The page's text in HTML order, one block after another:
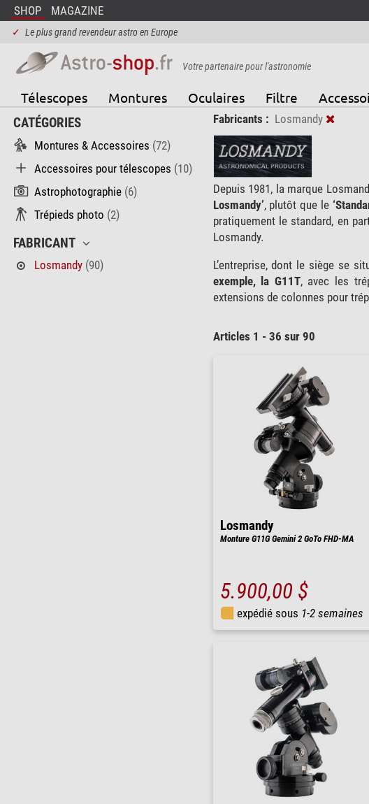
SHOP MAGAZINE
✓ Le plus grand revendeur astro en Europe
Votre partenaire pour l'astronomie
Télescopes Montures Oculaires Filtre
CATÉGORIES
Montures & Accessoires (72)
Accessoires pour télescopes (10)
Astrophotographie (6)
Trépieds photo (2)
FABRICANT
Losmandy (90)
Fabricants : Losmandy
Depuis 1981, la marque
Losmandy’, plutôt que le
pratiquement le standard, en
Losmandy.
L’entreprise, dont le siège se
exemple, la G11T, avec les
extensions de colonnes pour
Articles 1 - 36 sur 90
Losmandy
Monture G11G Gemini 2 GoTo FHD-MA
5.900,00 $
expédié sous 1-2 semaines